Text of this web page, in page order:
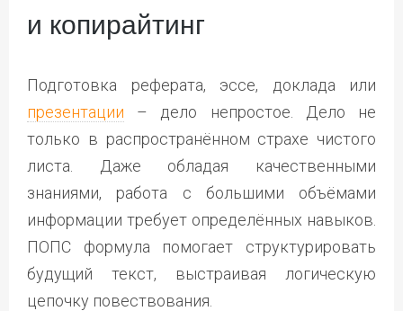
и копирайтинг
Подготовка реферата, эссе, доклада или
презентации – дело непростое. Дело не
только в распространённом страхе чистого
листа. Даже обладая качественными
знаниями, работа с большими объёмами
информации требует определённых навыков.
ПОПС формула помогает структурировать
будущий текст, выстраивая логическую
цепочку повествования.